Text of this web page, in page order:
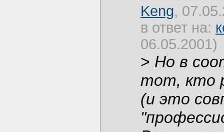
Keng,
в ответ на:
06.05.2001)
> Но в
тот, кто
(и это